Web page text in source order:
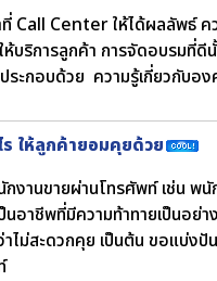
Call Center ให้ได้ผลลัพธ์ ค
ห้บริการลูกค้า การจัดอบรมที่
ระกอบด้วย ความรู้เกี่ยวกับ
ให้ลูกค้ายอมคุยด้วย
านขายผ่านโทรศัพท์ เช่น พ
าชีพที่มีความท้าทายเป็นอย่า
ไม่สะดวกคุย เป็นต้น ขอแบ่ง